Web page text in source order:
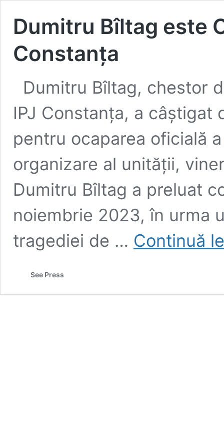
Dumitru Bîltag este
Constanța
Dumitru Bîltag, chestor
IPJ Constanța, a câștigat
pentru ocaparea oficială
organizare al unității,
Dumitru Bîltag a preluat
noiembrie 2023, în urma
tragediei de … Continuă
See Press